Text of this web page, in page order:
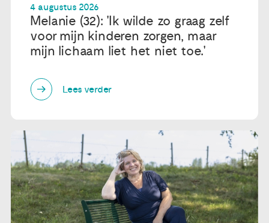
4 augustus 2026
Melanie (32): 'Ik wilde zo graag zelf
voor mijn kinderen zorgen, maar
mijn lichaam liet het niet toe.'
Lees verder